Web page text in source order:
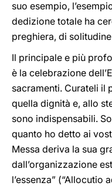
suo esempio,
dedizione totale ha
preghiera, di
Il principale e più
è la celebrazione
sacramenti. Curateli il
quella dignità e, allo
sono indispensabili.
quanto ho detto ai
Messa deriva la sua
dall’organizzazione
l’essenza” (“Allocutio